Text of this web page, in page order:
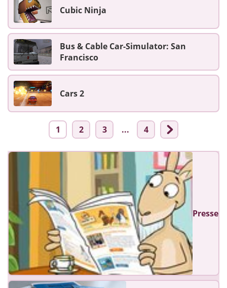
Cubic Ninja
Bus & Cable Car-Simulator: San
Francisco
Cars 2
1 2 3 ... 4
Presse